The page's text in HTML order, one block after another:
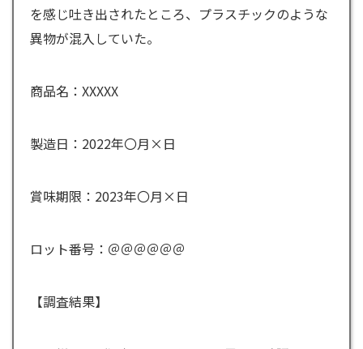
を感じ吐き出されたところ、プラスチックのような
異物が混入していた。
商品名：XXXXX
製造日：2022年〇月×日
賞味期限：2023年〇月×日
ロット番号：＠＠＠＠＠＠
【調査結果】